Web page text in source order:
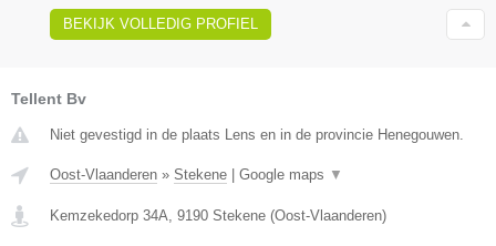
BEKIJK VOLLEDIG PROFIEL
Tellent Bv
Niet gevestigd in de plaats Lens en in de provincie Henegouwen.
Oost-Vlaanderen » Stekene | Google maps ▼
Kemzekedorp 34A 9190 Stekene (Oost-Vlaanderen)